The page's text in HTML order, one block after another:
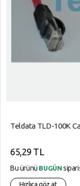
Teldata TLD-100K
65,29 TL
Bu ürünü BUGÜN
Hızlıca göz at